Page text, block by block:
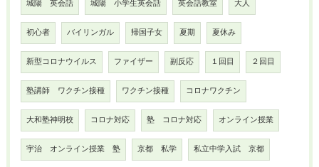
城陽 英会話 城陽 小学生英会話 英会話教室 大人
初心者 バイリンガル 帰国子女 夏期 夏休み
新型コロナウイルス ファイザー 副反応 １回目 ２回目
塾講師 ワクチン接種 ワクチン接種 コロナワクチン
大和塾神明校 コロナ対応 塾 コロナ対応 オンライン授業
宇治 オンライン授業 塾 京都 私学 私立中学入試 京都